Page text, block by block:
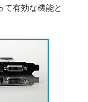
て有効な機能と